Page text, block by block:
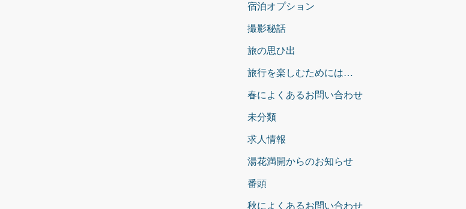
宿泊オプション
撮影秘話
旅の思ひ出
旅行を楽しむためには…
春によくあるお問い合わせ
未分類
求人情報
湯花満開からのお知らせ
番頭
秋によくあるお問い合わせ